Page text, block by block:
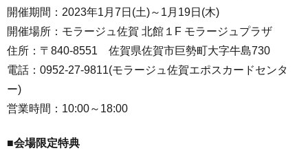
開催期間：2023年1月7日(土)～1月19日(木)
開催場所：モラージュ佐賀 北館１F モラージュプラザ
住所：〒840-8551 佐賀県佐賀市巨勢町大字牛島730
電話：0952-27-9811(モラージュ佐賀エポスカードセンタ
ー)
営業時間：10:00～18:00
■会場限定特典